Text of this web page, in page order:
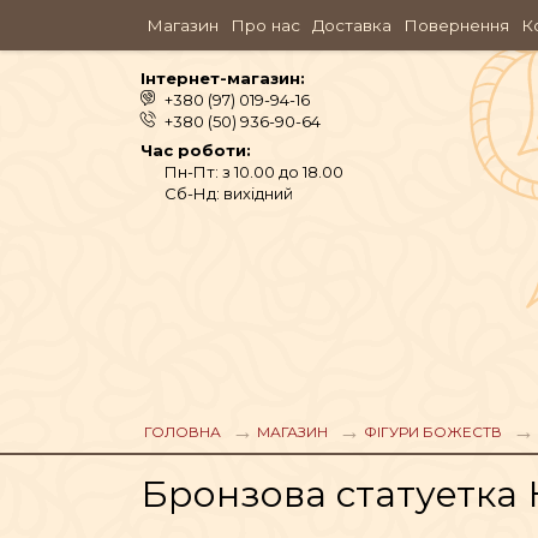
Магазин Про нас Доставка Повернення
Інтернет-магазин:
+380 (97) 019-94-16
+380 (50) 936-90-64
Час роботи:
Пн-Пт: з 10.00 до 18.00
Сб-Нд: вихідний
ОДЯГ
АРОМАМАСЛА,
ГОЛОВНА МАГАЗИН ФІГУРИ БОЖЕСТВ
Бронзова статуетка